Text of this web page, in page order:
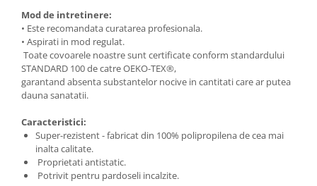
Mod de intretinere:
• Este recomandata curatarea profesionala.
• Aspirati in mod regulat.
Toate covoarele noastre sunt certificate conform standardului
STANDARD 100 de catre OEKO-TEX®,
garantand absenta substantelor nocive in cantitati care ar putea
dauna sanatatii.
Caracteristici:
Super-rezistent - fabricat din 100% polipropilena de cea mai
inalta calitate.
Proprietati antistatic.
Potrivit pentru pardoseli incalzite.